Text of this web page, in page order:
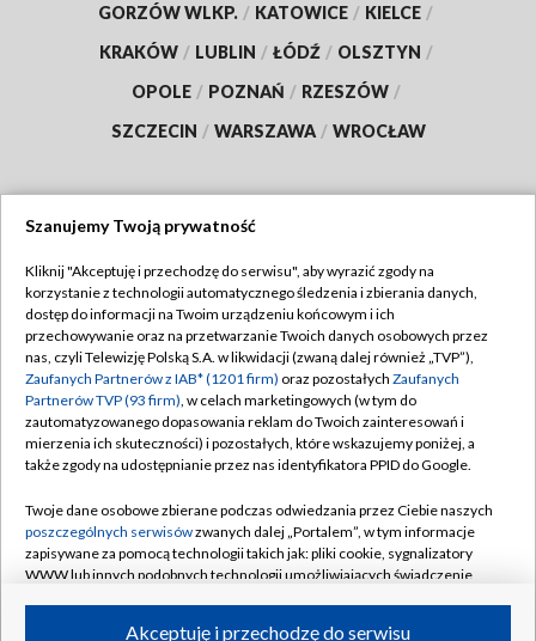
GORZÓW WLKP. / KATOWICE / KIELCE /
KRAKÓW / LUBLIN / ŁÓDŹ / OLSZTYN /
OPOLE / POZNAŃ / RZESZÓW /
SZCZECIN / WARSZAWA / WROCŁAW
TVP
Abonament TVP
Emisja w TVP
Centrum informacji TVP
Naziemna Telewizja Cyfrowa
Rada Programowa
System NOS
Informacje o nadawcy
Regulamin TVP
Polityka prywatności
Moje zgody
Pomoc
Kontakt
Kanały
Szanujemy Twoją prywatność
Kliknij "Akceptuję i przechodzę do serwisu", aby wyrazić zgody na
korzystanie z technologii automatycznego śledzenia i zbierania danych,
dostęp do informacji na Twoim urządzeniu końcowym i ich
przechowywanie oraz na przetwarzanie Twoich danych osobowych przez
nas, czyli Telewizję Polską S.A. w likwidacji (zwaną dalej również „TVP”),
Zaufanych Partnerów z IAB* (1201 firm) oraz pozostałych Zaufanych
Partnerów TVP (93 firm), w celach marketingowych (w tym do
zautomatyzowanego dopasowania reklam do Twoich zainteresowań i
mierzenia ich skuteczności) i pozostałych, które wskazujemy poniżej, a
także zgody na udostępnianie przez nas identyfikatora PPID do Google.
Twoje dane osobowe zbierane podczas odwiedzania przez Ciebie naszych
poszczególnych serwisówzwanych dalej „Portalem”, w tym informacje
zapisywane za pomocą technologii takich jak: pliki cookie, sygnalizatory
WWW lub innych podobnych technologii umożliwiających świadczenie
Akceptuję i przechodzę do serwisu